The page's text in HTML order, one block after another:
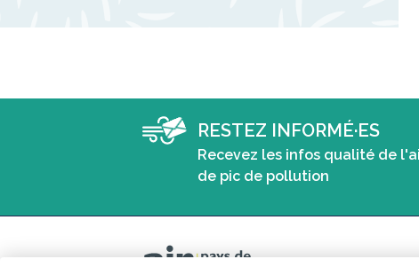
RESTEZ INFORMÉ·ES
Recevez les infos qualité de
de pic de pollution